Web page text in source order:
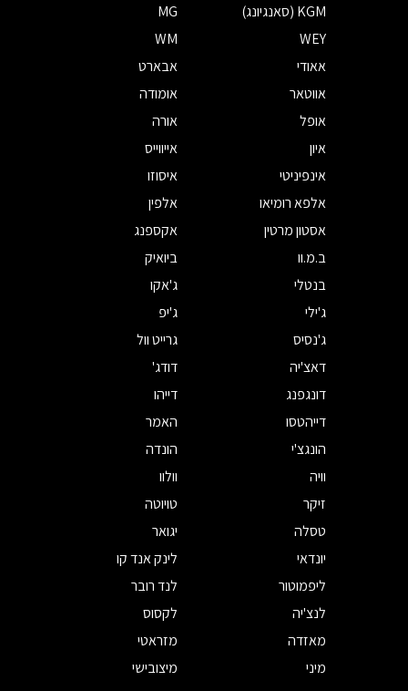
KGM (סאנגיונג)
MG
WEY
WM
אאודי
אבארט
אווטאר
אומודה
אופל
אורה
איון
אייווייס
אינפיניטי
איסוזו
אלפא רומיאו
אלפין
אסטון מרטין
אקספנג
ב.מ.וו
ביואיק
בנטלי
ג'אקו
ג'ילי
ג'יפ
ג'נסיס
גרייט וול
דאצ'יה
דודג'
דונגפנג
דייהו
דייהטסו
האמר
הונגצ'י
הונדה
וויה
וולוו
זיקר
טויוטה
טסלה
יגואר
יונדאי
לינק אנד קו
ליפמוטור
לנד רובר
לנצ'יה
לקסוס
מאזדה
מזראטי
מיני
מיצובישי